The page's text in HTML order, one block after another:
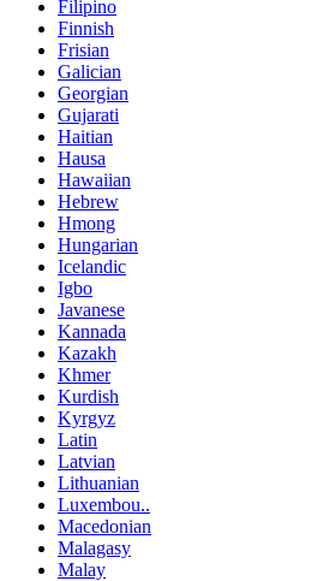
Filipino
Finnish
Frisian
Galician
Georgian
Gujarati
Haitian
Hausa
Hawaiian
Hebrew
Hmong
Hungarian
Icelandic
Igbo
Javanese
Kannada
Kazakh
Khmer
Kurdish
Kyrgyz
Latin
Latvian
Lithuanian
Luxembou..
Macedonian
Malagasy
Malay